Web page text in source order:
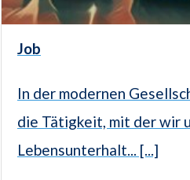
Job
In der modernen
die Tätigkeit, mit der wir
Lebensunterhalt... [...]